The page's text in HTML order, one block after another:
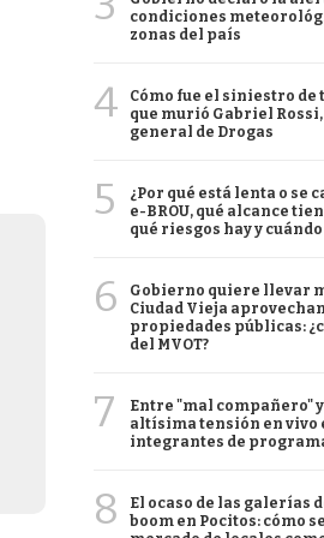
condiciones
zonas del país
4
Cómo fue el siniestro
que murió Gabriel
general de Drogas
5
¿Por qué está lenta o se
e-BROU, qué alcance
qué riesgos hay y
6
Gobierno quiere llevar
Ciudad Vieja
propiedades públicas:
del MVOT?
7
Entre "mal compañero"
altísima tensión en vivo
integrantes de
8
El ocaso de las galerías
boom en Pocitos: cómo